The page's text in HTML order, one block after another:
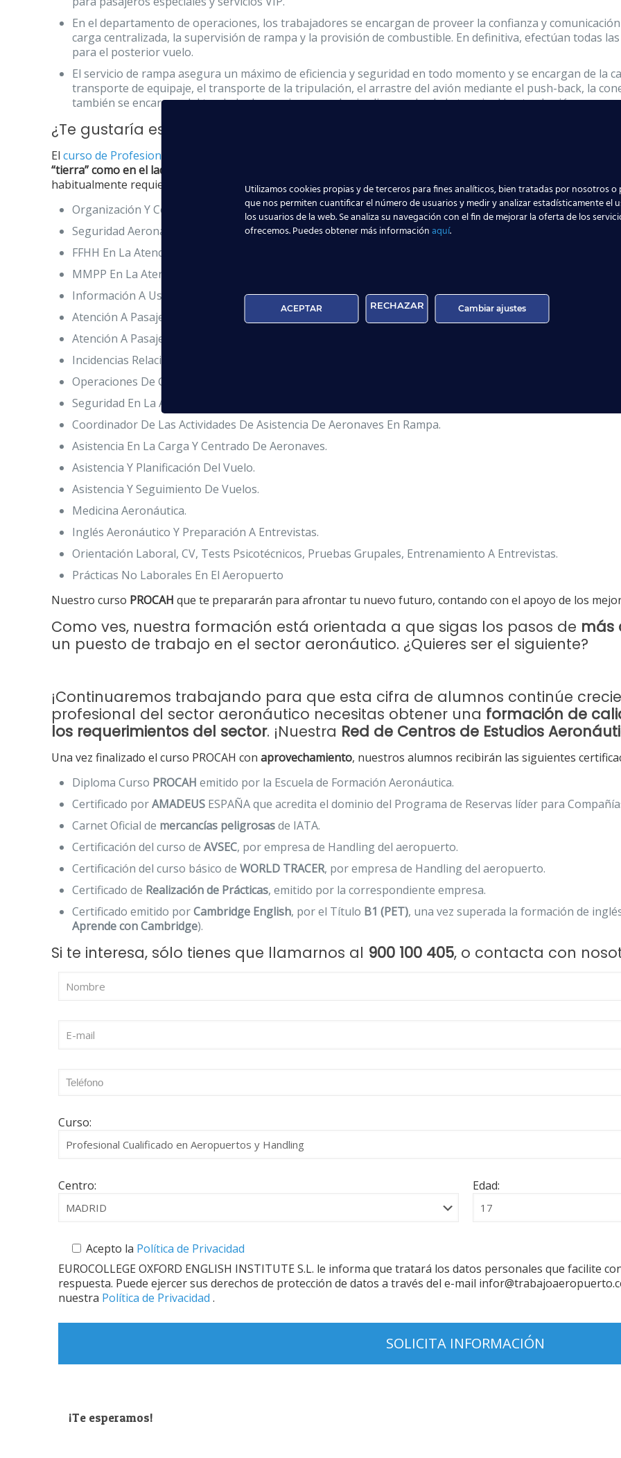
En el departamento de operaciones, los trabajadores se encargan de proveer la confianza y
carga centralizada, la supervisión de rampa y la provisión de combustible. En definitiva, efectúan todas
para el posterior vuelo.
El servicio de rampa asegura un máximo de eficiencia y seguridad en todo momento y se encargan de la
transporte de equipaje, el transporte de la tripulación, el arrastre del avión mediante el push-back, la
también se encargan del traslado de pasajeros con las jardineras desde la terminal hasta el avión.
¿Te gustaría estar en uno de estos
Elcurso de Profesional Cualificado en Aeropuertos y Handling PROCAH
contenidos
“tierra” como en el lado “aire” de un aeropuerto
habitualmente requiere este puesto de trabajo:
Organización Y Comunicación En El Entorno Aeropuerto.
Seguridad Aeronáutica. Obtención Del Certificado Oficial De AESA.
FFHH En La Atención A Pasajeros. CRM.
MMPP En La Atención a Pasajeros. Obtención Del Carnet Oficial Categoría 9.
Información A Usuarios Sobre Vuelos Y Servicios Aeroportuarios.
Atención A Pasajeros En Los Servicios De Facturación De Vuelo Y Embarque.
Atención A Pasajeros De Trato Diferenciado.
Incidencias Relacionadas Con Los Pasajeros Y El Embarque Y World Tracer.
Operaciones De Gestión Documental De Mercancías De Carga Aérea.
Seguridad En La Asistencia De Aeronaves Y Despacho De Vuelo.
Coordinador De Las Actividades De Asistencia De Aeronaves En Rampa.
Asistencia En La Carga Y Centrado De Aeronaves.
Asistencia Y Planificación Del Vuelo.
Asistencia Y Seguimiento De Vuelos.
Medicina Aeronáutica.
Inglés Aeronáutico Y Preparación A Entrevistas.
Orientación Laboral, CV, Tests Psicotécnicos, Pruebas Grupales, Entrenamiento A Entrevistas.
Prácticas No Laborales En El Aeropuerto
Nuestro curso PROCAH que te prepararán para afrontar tu nuevo futuro, contando con el apoyo de los
Como ves, nuestra formación está orientada a que sigas los pasos de más
un puesto de trabajo en el sector aeronáutico. ¿Quieres ser el siguiente?
¡Continuaremos trabajando para que esta cifra de alumnos continúe
profesional del sector aeronáutico necesitas obtener una formación de
los requerimientos del sector. ¡Nuestra Red de Centros de Estudios
Una vez finalizado el curso PROCAH conaprovechamiento, nuestros alumnos recibirán las siguientes
Diploma Curso PROCAH emitido por la Escuela de Formación Aeronáutica.
Certificado porAMADEUS ESPAÑA que acredita el dominio del Programa de Reservas líder para
Carnet Oficial de mercancías peligrosasde IATA.
Certificación del curso deAVSEC, por empresa de Handling del aeropuerto.
Certificación del curso básico deWORLD TRACER, por empresa de Handling del aeropuerto.
Certificado de Realización de Prácticas, emitido por la correspondiente empresa.
Certificado emitido porCambridge English, por el Título B1 (PET), una vez superada la formación de
Aprende con Cambridge).
Si te interesa, sólo tienes que llamarnos al 900 100 405, o contacta con
Curso:
Centro: Edad:
Acepto la Política de Privacidad
EUROCOLLEGE OXFORD ENGLISH INSTITUTE S.L. le informa que tratará los datos personales que facilite
respuesta. Puede ejercer sus derechos de protección de datos a través del e-mail
nuestra Política de Privacidad.
¡Te esperamos!
Utilizamos cookies propias y de terceros para fines analíticos, bien tratadas por nosotros
que nos permiten cuantificar el número de usuarios y medir y analizar estadísticamente el
los usuarios de la web. Se analiza su navegación con el fin de mejorar la oferta de los
ofrecemos. Puedes obtener más informaciónaquí.
ACEPTAR RECHAZAR Cambiar ajustes